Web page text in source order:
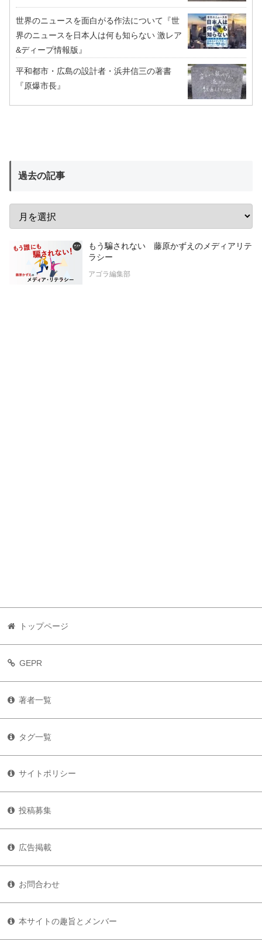
世界のニュースを面白がる作法について『世
界のニュースを日本人は何も知らない 激レア
&ディープ情報版』
平和都市・広島の設計者・浜井信三の著書
『原爆市長』
過去の記事
もう騙されない 藤原かずえのメディアリテ
ラシー
アゴラ編集部
トップページ
GEPR
著者一覧
タグ一覧
サイトポリシー
投稿募集
広告掲載
お問合わせ
本サイトの趣旨とメンバー